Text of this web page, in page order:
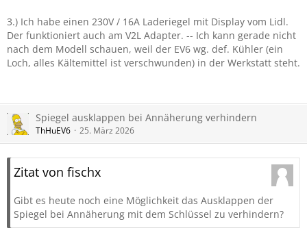
3.) Ich habe einen 230V / 16A Laderiegel mit Display vom Lidl.
Der funktioniert auch am V2L Adapter. -- Ich kann gerade nicht
nach dem Modell schauen, weil der EV6 wg. def. Kühler (ein
Loch, alles Kältemittel ist verschwunden) in der Werkstatt steht.
Spiegel ausklappen bei Annäherung verhindern
ThHuEV6 25. März 2026
Zitat von fischx
Gibt es heute noch eine Möglichkeit das Ausklappen der
Spiegel bei Annäherung mit dem Schlüssel zu verhindern?